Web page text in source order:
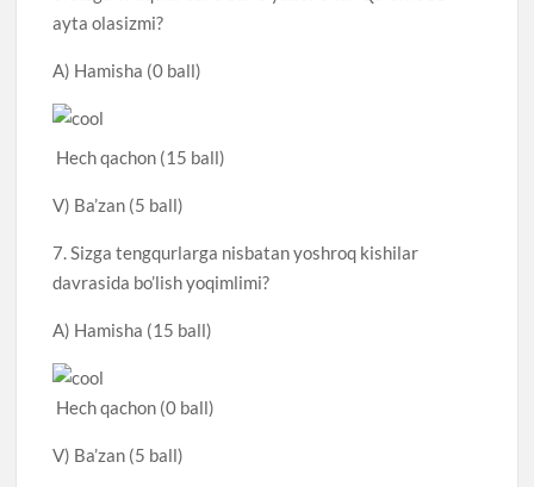
ayta olasizmi?
A) Hamisha (0 ball)
Hech qachon (15 ball)
V) Ba’zan (5 ball)
7. Sizga tengqurlarga nisbatan yoshroq kishilar
davrasida bo’lish yoqimlimi?
A) Hamisha (15 ball)
Hech qachon (0 ball)
V) Ba’zan (5 ball)